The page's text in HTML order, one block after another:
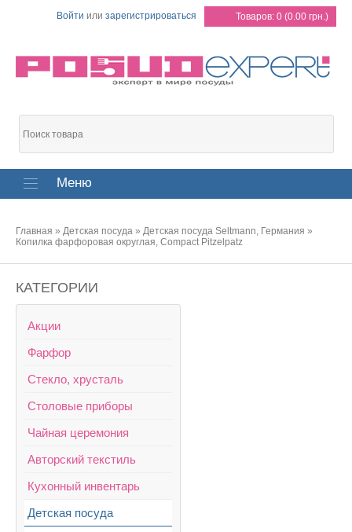
Товаров: 0 (0.00 грн.)
Войти или зарегистрироваться
Меню
Главная » Детская посуда » Детская посуда Seltmann, Германия »
Копилка фарфоровая округлая, Compact Pitzelpatz
КАТЕГОРИИ
Акции
Фарфор
Стекло, хрусталь
Столовые приборы
Чайная церемония
Авторский текстиль
Кухонный инвентарь
Детская посуда